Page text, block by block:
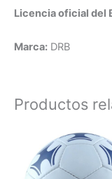
Licencia oficial del
Marca: DRB
Productos